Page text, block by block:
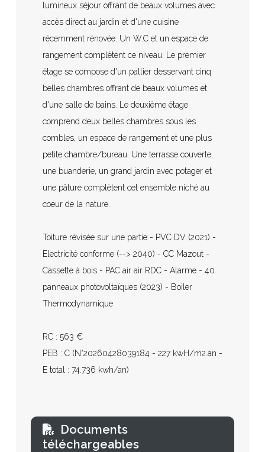
lumineux séjour offrant de beaux volumes avec
accès direct au jardin et d'une cuisine
récemment rénovée. Un W.C et un espace de
rangement complètent ce niveau. Le premier
étage se compose d'un pallier desservant cinq
belles chambres offrant de beaux volumes et
d'une salle de bains. Le deuxième étage
comprend deux belles chambres sous les
combles, un espace de rangement et une plus
petite chambre/bureau. Une terrasse couverte,
une buanderie, un grand jardin avec potager et
une pâture complètent cet ensemble niché au
coeur de la nature.
Toiture révisée sur une partie - PVC DV (2021) -
Electricité conforme (--> 2040) - CC Mazout -
Cassette à bois - PAC air air RDC - Alarme - 40
panneaux photovoltaïques (2023) - Boiler
Thermodynamique
RC : 563 €
PEB : C (N°20260428039184 - 227 kwH/m2.an -
E total : 74.736 kwh/an)
Documents
téléchargeables